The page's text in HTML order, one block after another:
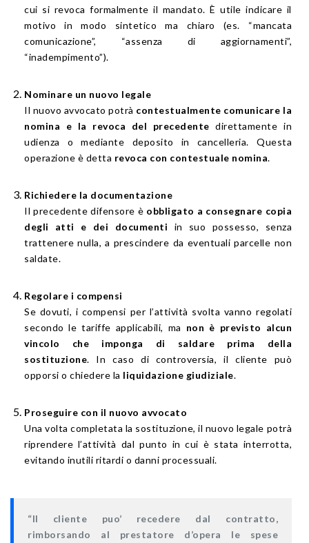
cui si revoca formalmente il mandato. È utile indicare il
motivo in modo sintetico ma chiaro (es. “mancata
comunicazione”, “assenza di aggiornamenti”,
“inadempimento”).
Nominare un nuovo legale
Il nuovo avvocato potrà contestualmente comunicare la
nomina e la revoca del precedente direttamente in
udienza o mediante deposito in cancelleria. Questa
operazione è detta revoca con contestuale nomina.
Richiedere la documentazione
Il precedente difensore è obbligato a consegnare copia
degli atti e dei documenti in suo possesso, senza
trattenere nulla, a prescindere da eventuali parcelle non
saldate.
Regolare i compensi
Se dovuti, i compensi per l’attività svolta vanno regolati
secondo le tariffe applicabili, ma non è previsto alcun
vincolo che imponga di saldare prima della
sostituzione. In caso di controversia, il cliente può
opporsi o chiedere la liquidazione giudiziale.
Proseguire con il nuovo avvocato
Una volta completata la sostituzione, il nuovo legale potrà
riprendere l’attività dal punto in cui è stata interrotta,
evitando inutili ritardi o danni processuali.
“Il cliente puo’ recedere dal contratto,
rimborsando al prestatore d’opera le spese